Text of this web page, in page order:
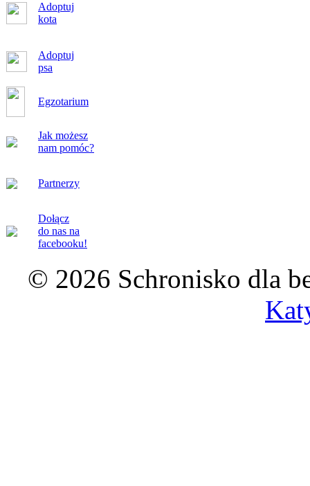
Adoptuj
kota
Adoptuj
psa
Egzotarium
Jak możesz
nam pomóc?
Partnerzy
Dołącz
do nas na
facebooku!
© 2026 Schronisko dla